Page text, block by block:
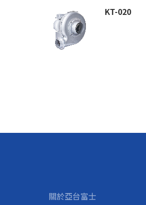
KT-020
關於亞台富士